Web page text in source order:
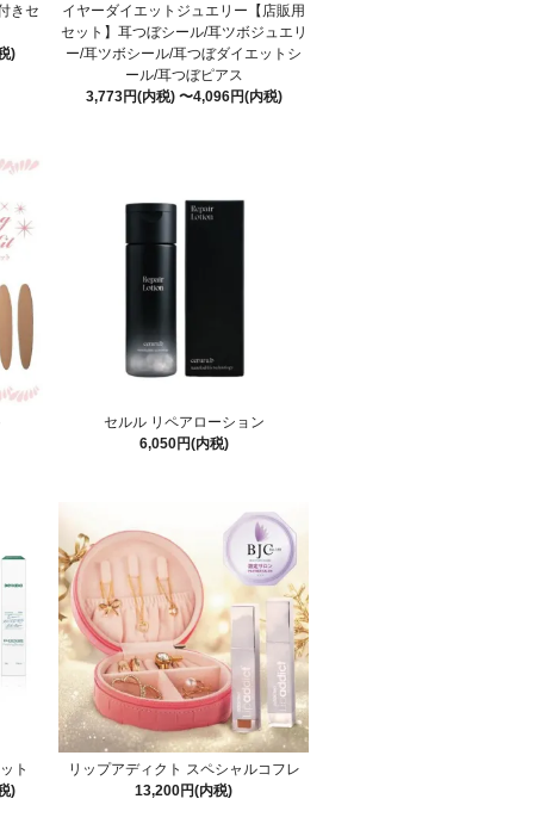
きセ
)
イヤーダイエットジュエリー【店販用
セット】耳つぼシール/耳ツボジュエリ
ー/耳ツボシール/耳つぼダイエットシ
ール/耳つぼピアス
3,773円(内税) 〜4,096円(内税)
セルル リペアローション
6,050円(内税)
ト
)
リップアディクト スペシャルコフレ
13,200円(内税)